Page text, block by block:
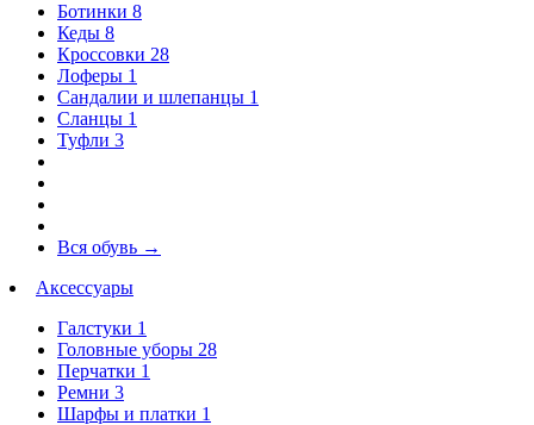
Ботинки 8
Кеды 8
Кроссовки 28
Лоферы 1
Сандалии и шлепанцы 1
Сланцы 1
Туфли 3
Вся обувь →
Аксессуары
Галстуки 1
Головные уборы 28
Перчатки 1
Ремни 3
Шарфы и платки 1